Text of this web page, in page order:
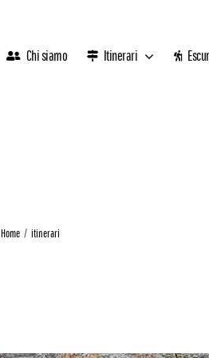
Chi siamo Itinerari
Home itinerari